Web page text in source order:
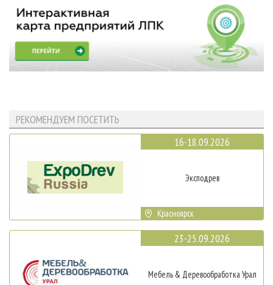
РЕКОМЕНДУЕМ ПОСЕТИТЬ
16-18.09.2026
Эксподрев
Красноярск
23-25.09.2026
Мебель & Деревообработка Урал